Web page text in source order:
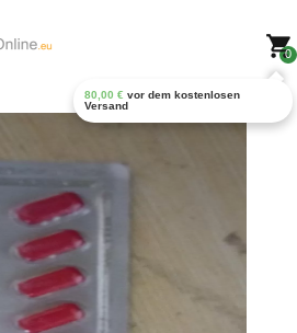
0
80,00 € vor dem kostenlosen
Versand